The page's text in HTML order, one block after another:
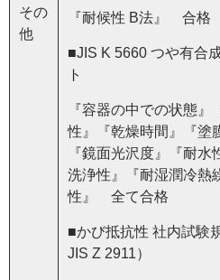
その
他
『耐候性 B法』 合格
■JIS K 5660 つや有合
ト
『容器の中での状態
性』『乾燥時間』『塗
『鏡面光沢度』『耐
洗浄性』『耐湿潤冷熱
性』 全て合格
■かび抵抗性 社内試験
JIS Z 2911）